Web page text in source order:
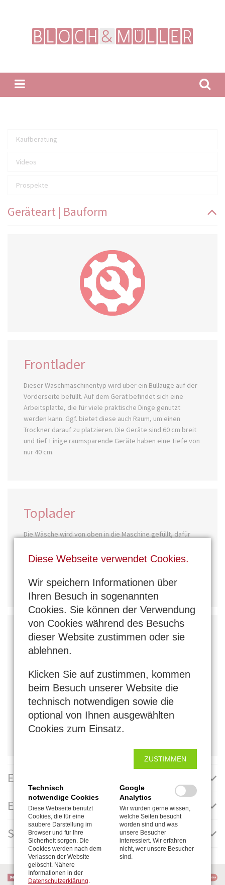
Kaufberatung
Videos
Prospekte
Geräteart | Bauform
Frontlader
Dieser Waschmaschinentyp wird über ein Bullauge auf der
Vorderseite befüllt. Auf dem Gerät befindet sich eine
Arbeitsplatte, die für viele praktische Dinge genutzt
werden kann. Ggf. bietet diese auch Raum, um einen
Trockner darauf zu platzieren. Die Geräte sind 60 cm breit
und tief. Einige raumsparende Geräte haben eine Tiefe von
nur 40 cm.
Toplader
Die Wäsche wird von oben in die Maschine gefüllt, dafür
Arbeits- oder Abstellfläche genutzt werden. Der Vorteil der
finden Toplader z.B. auch in schmalen Badezimmern Platz.
Waschtrockner
empfehlen: Waschmaschine und Wäschetrockner in einem.
Sofern die Trommel nicht voll beladen ist, kann das Gerät
unmittelbar hintereinander waschen und trocknen. Sofern
ausreichend Platz vorhanden ist, ist die Anschaffung von
zwei Geräten zu empfehlen, da deutlich energieeffizienter
arbeiten und gleichzeitig genutzt werden können.
Eigenschaften
Energiesparen
Sonstiges
Diese Webseite verwendet Cookies.
Wir speichern Informationen über
Ihren Besuch in sogenannten
Cookies. Sie können der Verwendung
von Cookies während des Besuchs
dieser Website zustimmen oder sie
ablehnen.
Klicken Sie auf zustimmen, kommen
beim Besuch unserer Website die
technisch notwendigen sowie die
optional von Ihnen ausgewählten
Cookies zum Einsatz.
ZUSTIMMEN
Technisch
notwendige Cookies
Diese Webseite benutzt
Cookies, die für eine
saubere Darstellung im
Browser und für Ihre
Sicherheit sorgen. Die
Cookies werden nach dem
Verlassen der Website
gelöscht. Nähere
Informationen in der
Datenschutzerklärung
Google
Analytics
Wir würden gerne wissen,
welche Seiten besucht
worden sind und was
unsere Besucher
interessiert. Wir erfahren
nicht, wer unsere Besucher
sind.